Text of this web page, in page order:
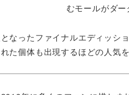
むモールがダー
なったファイナルエディッシ
た個体も出現するほどの人気を